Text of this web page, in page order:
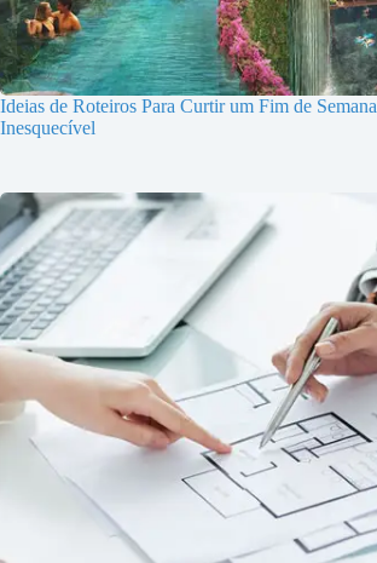
Ideias de Roteiros Para Curtir um Fim de Semana
Inesquecível